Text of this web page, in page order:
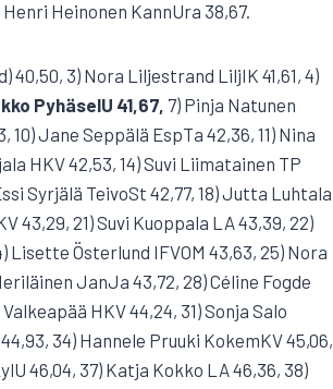
Heinonen KannUra 38,67.
40,50, 3) Nora Liljestrand LiljIK 41,61, 4)
PyhäselU 41,67, 7) Pinja Natunen
10) Jane Seppälä EspTa 42,36, 11) Nina
HKV 42,53, 14) Suvi Liimatainen TP
Syrjälä TeivoSt 42,77, 18) Jutta Luhtala
43,29, 21) Suvi Kuoppala LA 43,39, 22)
Österlund IFVOM 43,63, 25) Nora
JanJa 43,72, 28) Céline Fogde
HKV 44,24, 31) Sonja Salo
34) Hannele Pruuki KokemKV 45,06,
46,04, 37) Katja Kokko LA 46,36, 38)